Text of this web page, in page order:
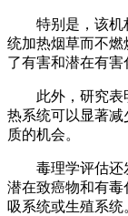
特别是，该机
统加热烟草而不
了有害和潜在有害
此外，研究表
热系统可以显著减
质的机会。
毒理学评估还
潜在致癌物和有
吸系统或生殖系统